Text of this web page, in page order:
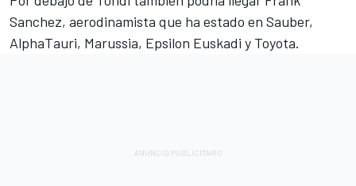
Sanchez, aerodinamista que ha estado en Sauber,
AlphaTauri, Marussia, Epsilon Euskadi y Toyota.